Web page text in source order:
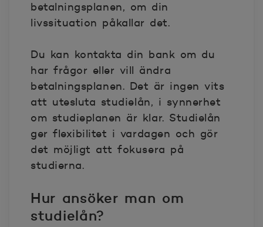
betalningsplanen, om din
livssituation påkallar det.
Du kan kontakta din bank om du
har frågor eller vill ändra
betalningsplanen. Det är ingen vits
att utesluta studielån, i synnerhet
om studieplanen är klar. Studielån
ger flexibilitet i vardagen och gör
det möjligt att fokusera på
studierna.
Hur ansöker man om
studielån?